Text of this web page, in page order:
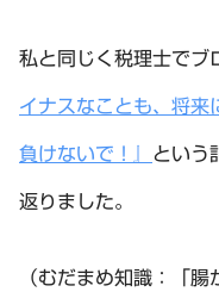
私と同じく税理士でブ
イナスなことも、将来
負けないで！』 という
返りました。
（むだまめ知識：「